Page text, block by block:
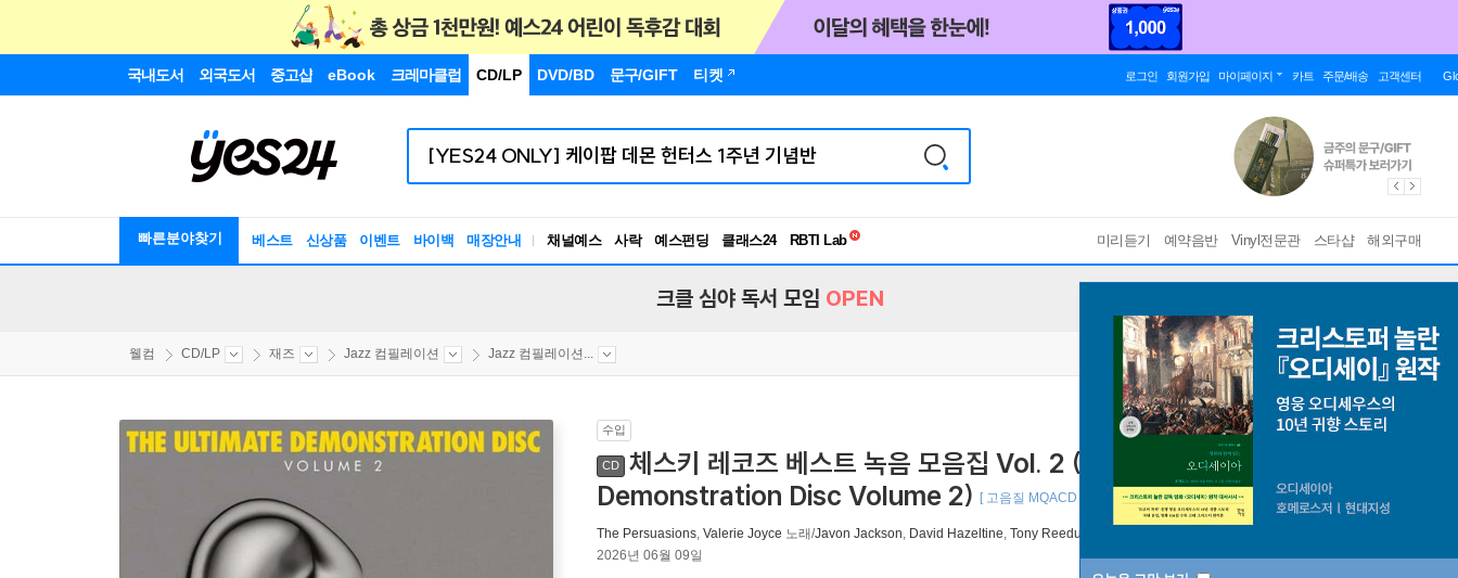
국내도서 외국도서 중고샵 eBook 크레마클럽 CD/LP DVD/BD 문구/GIFT 티켓 로그인 회원가입 마이페이지 카트 주문/배송 고객센터
빠른분야찾기 베스트 신상품 이벤트 바이백 매장안내 채널예스 사락 예스펀딩 클래스24
RBTI Lab
독서유형검사
미리듣기 예약음반 Vinyl전문관 스타샵 해외구매
크클 심야 독서 모임 OPEN
웰컴 CD/LP 재즈 Jazz 컴필레이션 Jazz 컴필레이션...
수입
CD
체스키 레코즈 베스트 녹음 모음집 Vol. 2 (The Ultimate
Demonstration Disc Volume 2)
[ 고음질 MQACD ]
The Persuasions, Valerie Joyce 노래/Javon Jackson, David Hazeltine, Tony Reedus
2026년 06월 09일